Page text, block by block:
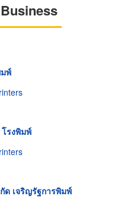
พ์
รงพิมพ์
ด เจริญรัฐการพิมพ์